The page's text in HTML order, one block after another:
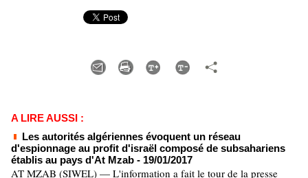
A LIRE AUSSI :
Les autorités algériennes évoquent un réseau
d'espionnage au profit d'israël composé de subsahariens
établis au pays d'At Mzab - 19/01/2017
AT MZAB (SIWEL) — L'information a fait le tour de la presse